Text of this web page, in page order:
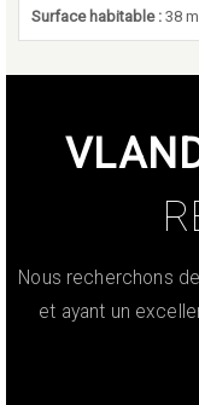
Surface habitable : 38
Nous recherchons
et ayant un